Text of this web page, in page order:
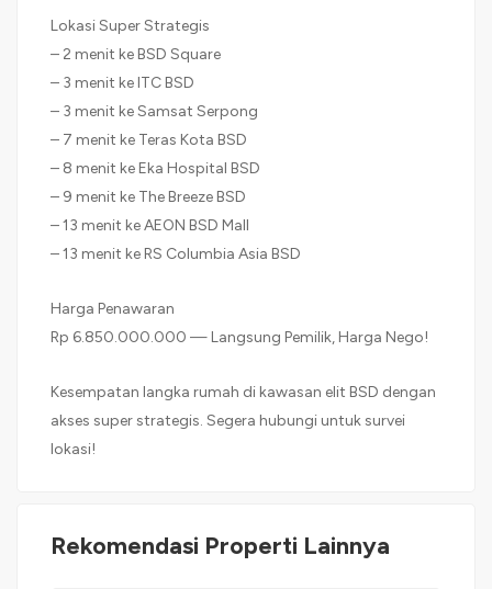
Lokasi Super Strategis
– 2 menit ke BSD Square
– 3 menit ke ITC BSD
– 3 menit ke Samsat Serpong
– 7 menit ke Teras Kota BSD
– 8 menit ke Eka Hospital BSD
– 9 menit ke The Breeze BSD
– 13 menit ke AEON BSD Mall
– 13 menit ke RS Columbia Asia BSD
Harga Penawaran
Rp 6.850.000.000 — Langsung Pemilik, Harga Nego!
Kesempatan langka rumah di kawasan elit BSD dengan
akses super strategis. Segera hubungi untuk survei
lokasi!
Rekomendasi Properti Lainnya